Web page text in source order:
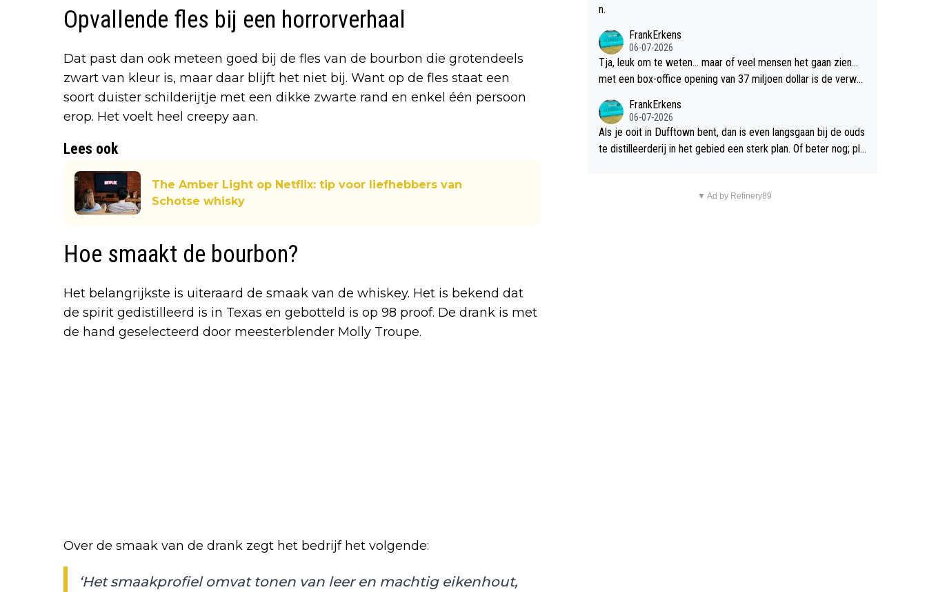
Opvallende fles bij een horrorverhaal
Dat past dan ook meteen goed bij de fles van de bourbon die grotendeels
zwart van kleur is, maar daar blijft het niet bij. Want op de fles staat een
soort duister schilderijtje met een dikke zwarte rand en enkel één persoon
erop. Het voelt heel creepy aan.
Lees ook
The Amber Light op Netflix: tip voor liefhebbers van
Schotse whisky
Hoe smaakt de bourbon?
Het belangrijkste is uiteraard de smaak van de whiskey. Het is bekend dat
de spirit gedistilleerd is in Texas en gebotteld is op 98 proof. De drank is met
de hand geselecteerd door meesterblender Molly Troupe.
Over de smaak van de drank zegt het bedrijf het volgende:
‘Het smaakprofiel omvat tonen van leer en machtig eikenhout,
n.
FrankErkens
06-07-2026
Tja, leuk om te weten... maar of veel mensen het gaan zien...
met een box-office opening van 37 miljoen dollar is de verwa
FrankErkens
06-07-2026
Als je ooit in Dufftown bent, dan is even langsgaan bij de ouds
te distilleerderij in het gebied een sterk plan. Of beter nog; pla
▼ Ad by Refinery89